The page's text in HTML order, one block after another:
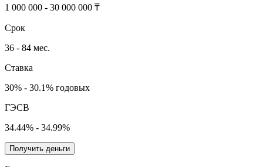
1 000 000 - 30 000 000 ₸
Срок
36 - 84 мес.
Ставка
30% - 30.1% годовых
ГЭСВ
34.44% - 34.99%
Получить деньги